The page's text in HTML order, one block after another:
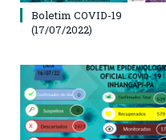
Boletim COVID-19
(17/07/2022)